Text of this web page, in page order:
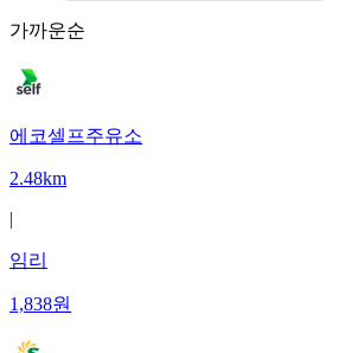
가까운순
에코셀프주유소
2.48km
|
임리
1,838원